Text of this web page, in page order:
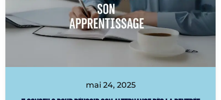
mai 24, 2025